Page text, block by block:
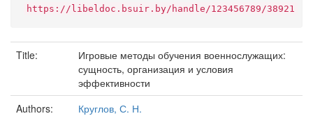
https://libeldoc.bsuir.by/handle/123456789/38921
Title:
Игровые методы обучения военнослужащих:
сущность, организация и условия
эффективности
Authors:
Круглов, С. Н.